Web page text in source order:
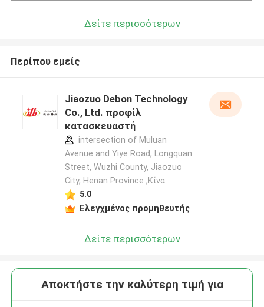
Δείτε περισσότερων
Περίπου εμείς
Jiaozuo Debon Technology
Co., Ltd. προφίλ
κατασκευαστή
intersection of Muluan
Avenue and Yiye Road, Longquan
Street, Wuzhi County, Jiaozuo
City, Henan Province ,Κίνα
5.0
Ελεγχμένος προμηθευτής
Δείτε περισσότερων
Αποκτήστε την καλύτερη τιμή για